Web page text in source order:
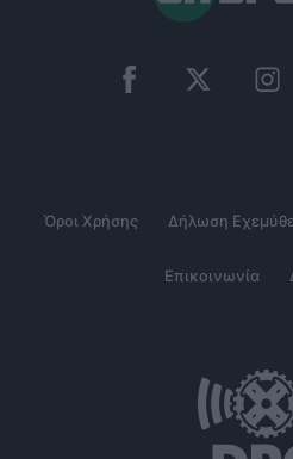
Όροι Χρήσης Δήλωση
Επικοινωνία